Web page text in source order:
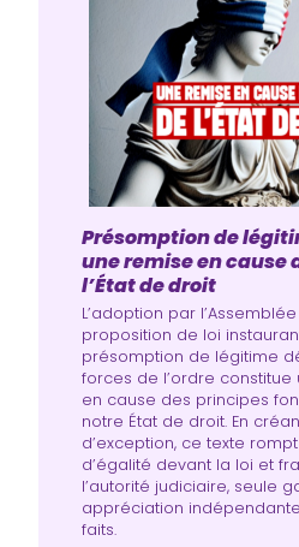
Présomption de
une remise en cause
l’État de droit
L’adoption par
proposition de loi
présomption de légitime
forces de l’ordre
en cause des principes
notre État de droit. En
d’exception, ce texte
d’égalité devant la loi et
l’autorité judiciaire, seule
appréciation
faits.